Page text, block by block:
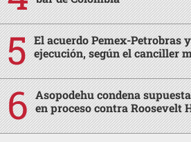
El acuerdo Pemex-Petrobras
ejecución, según el canciller
Asopodehu condena
en proceso contra Roosevelt